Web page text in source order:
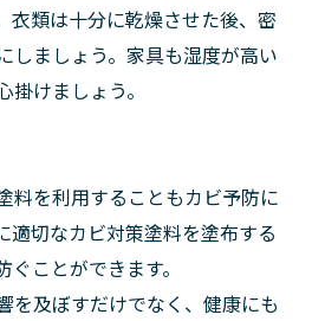
衣類は十分に乾燥させた後、密
しましょう。家具も湿度が高い
けましょう。
料を利用することもカビ予防に
適切なカビ対策塗料を塗布する
ことができます。
を及ぼすだけでなく、健康にも